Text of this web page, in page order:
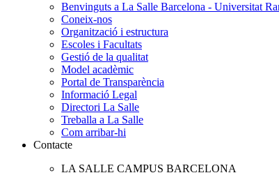
Benvinguts a La Salle Barcelona - Universitat
Coneix-nos
Organització i estructura
Escoles i Facultats
Gestió de la qualitat
Model acadèmic
Portal de Transparència
Informació Legal
Directori La Salle
Treballa a La Salle
Com arribar-hi
Contacte
LA SALLE CAMPUS BARCELONA